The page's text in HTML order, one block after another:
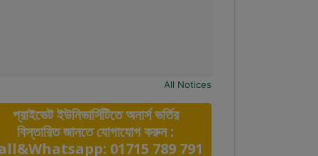
All Notices
প্রাইভেট ইউনিভার্সিটিতে অনার্স ভর্তির
বিস্তারিত জানতে যোগাযোগ করুন :
01715 789 791